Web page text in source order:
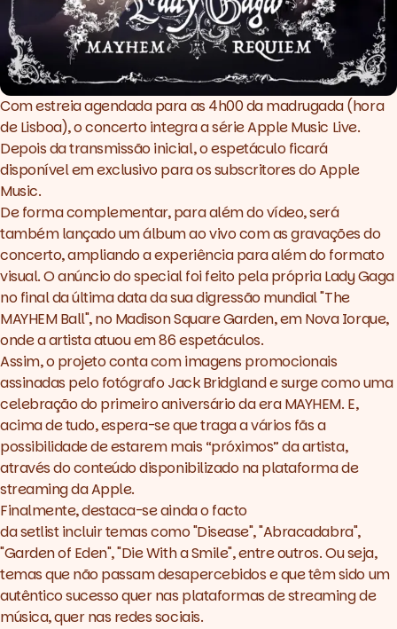
Com estreia agendada para as 4h00 da madrugada (hora
de Lisboa), o concerto integra a série Apple Music Live.
Depois da transmissão inicial, o espetáculo ficará
disponível em exclusivo para os subscritores do Apple
Music.
De forma complementar, para além do vídeo, será
também lançado um álbum ao vivo com as gravações do
concerto, ampliando a experiência para além do formato
visual. O anúncio dospecialfoi feito pela própria Lady Gaga
no final da última data da sua digressão mundial "The
MAYHEM Ball", no Madison Square Garden, em Nova Iorque,
onde a artista atuou em 86 espetáculos.
Assim, o projeto conta com imagens promocionais
assinadas pelo fotógrafo Jack Bridgland e surge como uma
celebração do primeiro aniversário da era MAYHEM. E,
acima de tudo, espera-se que traga a vários fãs a
possibilidade de estarem mais “próximos” da artista,
através do conteúdo disponibilizado na plataforma de
streaming da Apple.
Finalmente, destaca-se ainda o facto
dasetlistincluir temas como "Disease", "Abracadabra",
"Garden of Eden", "Die With a Smile", entre outros. Ou seja,
temas que não passam desapercebidos e que têm sido um
autêntico sucesso quer nas plataformas destreamingde
música, quer nas redes sociais.